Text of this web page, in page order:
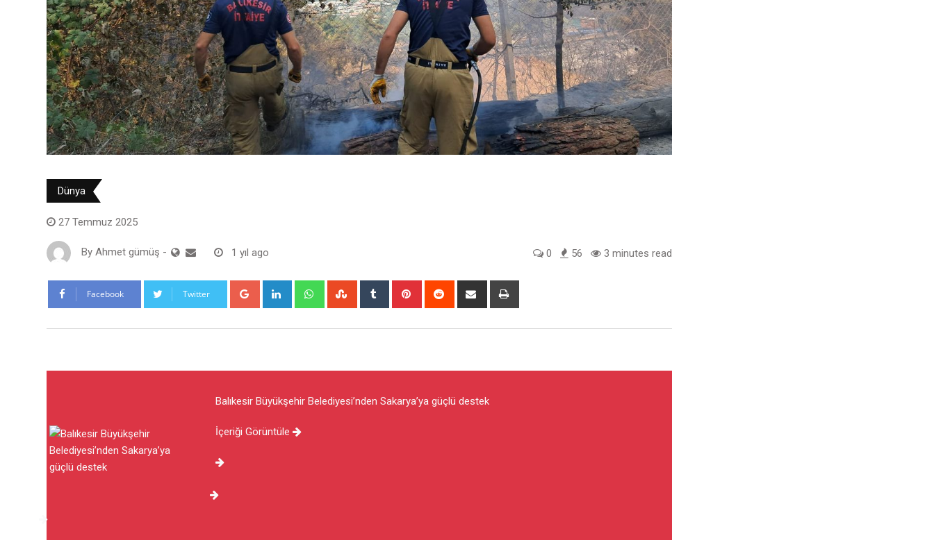
Dünya
27 Temmuz 2025
By Ahmet gümüş - 1 yıl ago 0 56 3 minutes read
Facebook Twitter Google+ LinkedIn WhatsappStumbleUpon
Tumblr Pinterest Reddit
Share
Balıkesir Büyükşehir Belediyesi’nden Sakarya’ya güçlü destek
İçeriği Görüntüle